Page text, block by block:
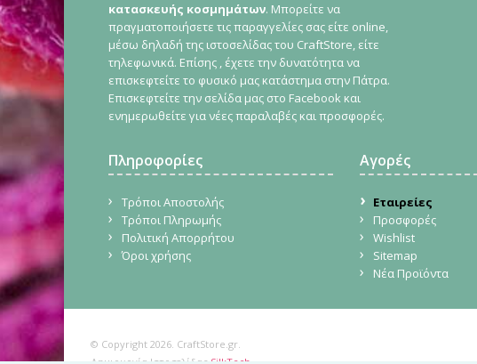
κατασκευής κοσμημάτων. Μπορείτε να
πραγματοποιήσετε τις παραγγελίες σας είτε online,
μέσω δηλαδή της ιστοσελίδας του CraftStore, είτε
τηλεφωνικά. Επίσης , έχετε την δυνατότητα να
επισκεφτείτε το φυσικό μας κατάστημα στην Πάτρα.
Επισκεφτείτε την σελίδα μας στο Facebook και
ενημερωθείτε για νέες παραλαβές και προσφορές.
Πληροφορίες
Τρόποι Αποστολής
Τρόποι Πληρωμής
Πολιτική Απορρήτου
Όροι χρήσης
Αγορές
Εταιρείες
Προσφορές
Wishlist
Sitemap
Νέα Προϊόντα
© Copyright 2026. CraftStore.gr.